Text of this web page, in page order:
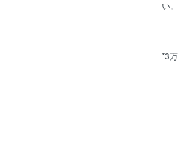
い。
*3